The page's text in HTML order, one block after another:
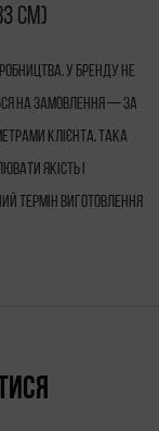
см)
У бренду не
на замовлення — за
клієнта. Така
якість і
термін виготовлення